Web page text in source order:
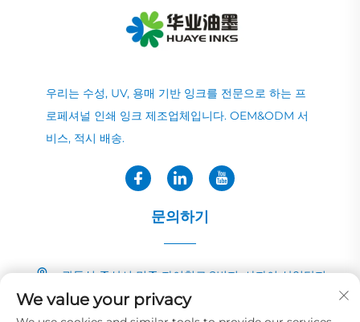
우리는 수성, UV, 용매 기반 잉크를 전문으로 하는 프
로페셔널 인쇄 잉크 제조업체입니다. OEM&ODM 서
비스, 적시 배송.
문의하기
광둥성 중산시 민중 자이칭로 2번지, 샤자이 산업단지
+86-13726040081
We value your privacy